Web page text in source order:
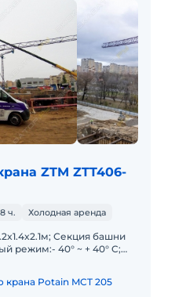
ZTM ZTT406-
ч. Холодная аренда
Секция башни
режим:- 40° ~ + 40° C;
Potain MCT 205